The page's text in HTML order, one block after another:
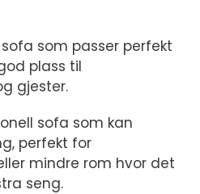
sofa som passer perfekt
plass til
gjester.
sofa som kan
perfekt for
mindre rom hvor det
seng.